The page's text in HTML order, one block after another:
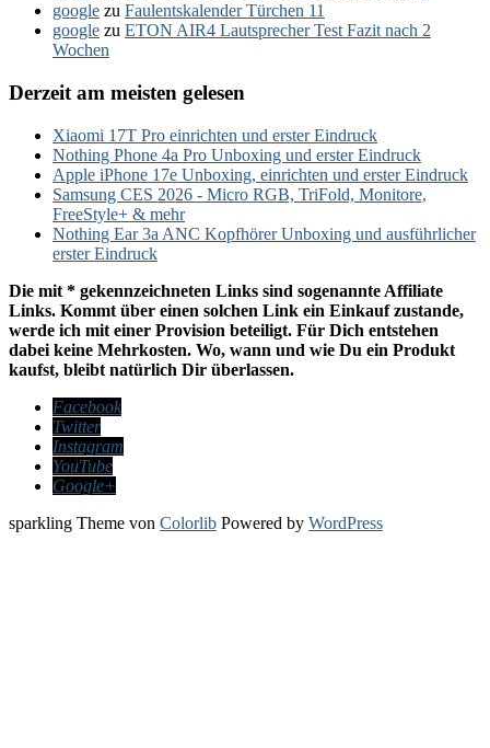
google zu Faulentskalender Türchen 11
google zu ETON AIR4 Lautsprecher Test Fazit nach 2
Wochen
Derzeit am meisten gelesen
Xiaomi 17T Pro einrichten und erster Eindruck
Nothing Phone 4a Pro Unboxing und erster Eindruck
Apple iPhone 17e Unboxing, einrichten und erster Eindruck
Samsung CES 2026 - Micro RGB, TriFold, Monitore,
FreeStyle+ & mehr
Nothing Ear 3a ANC Kopfhörer Unboxing und ausführlicher
erster Eindruck
Die mit * gekennzeichneten Links sind sogenannte Affiliate
Links. Kommt über einen solchen Link ein Einkauf zustande,
werde ich mit einer Provision beteiligt. Für Dich entstehen
dabei keine Mehrkosten. Wo, wann und wie Du ein Produkt
kaufst, bleibt natürlich Dir überlassen.
Facebook
Twitter
Instagram
YouTube
Google+
sparkling Theme von Colorlib Powered by WordPress